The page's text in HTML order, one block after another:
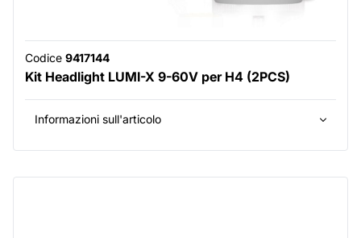
Codice 9417144
Kit Headlight LUMI-X 9-60V per H4 (2PCS)
Informazioni sull'articolo